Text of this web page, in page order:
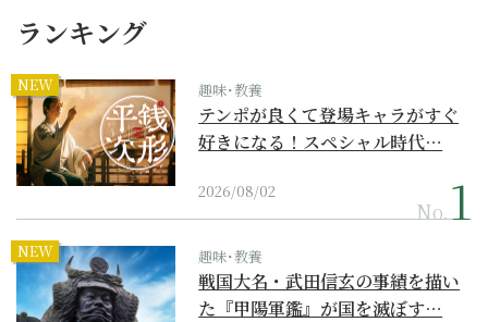
ランキング
NEW 趣味･教養
テンポが良くて登場キャラがすぐ
好きになる！スペシャル時代…
2026/08/02
No.
NEW 趣味･教養
戦国大名・武田信玄の事績を描い
た『甲陽軍鑑』が国を滅ぼす…